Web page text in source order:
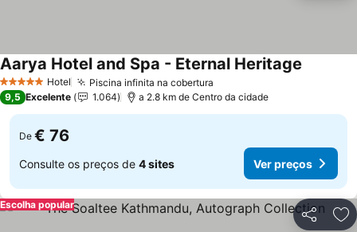
5 Estrelas Hotel Piscina infinita na cobertura
Aarya Hotel and Spa - Eternal Heritage
9,5 Excelente 1.064 a 2.8 km de Centro da cidade
De € 76
Consulte os preços de 4 sites Ver preços
Partilhar
Escolha popular